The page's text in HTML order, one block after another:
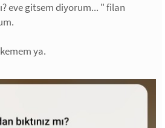
eve gitsem diyorum... " filan
ya.